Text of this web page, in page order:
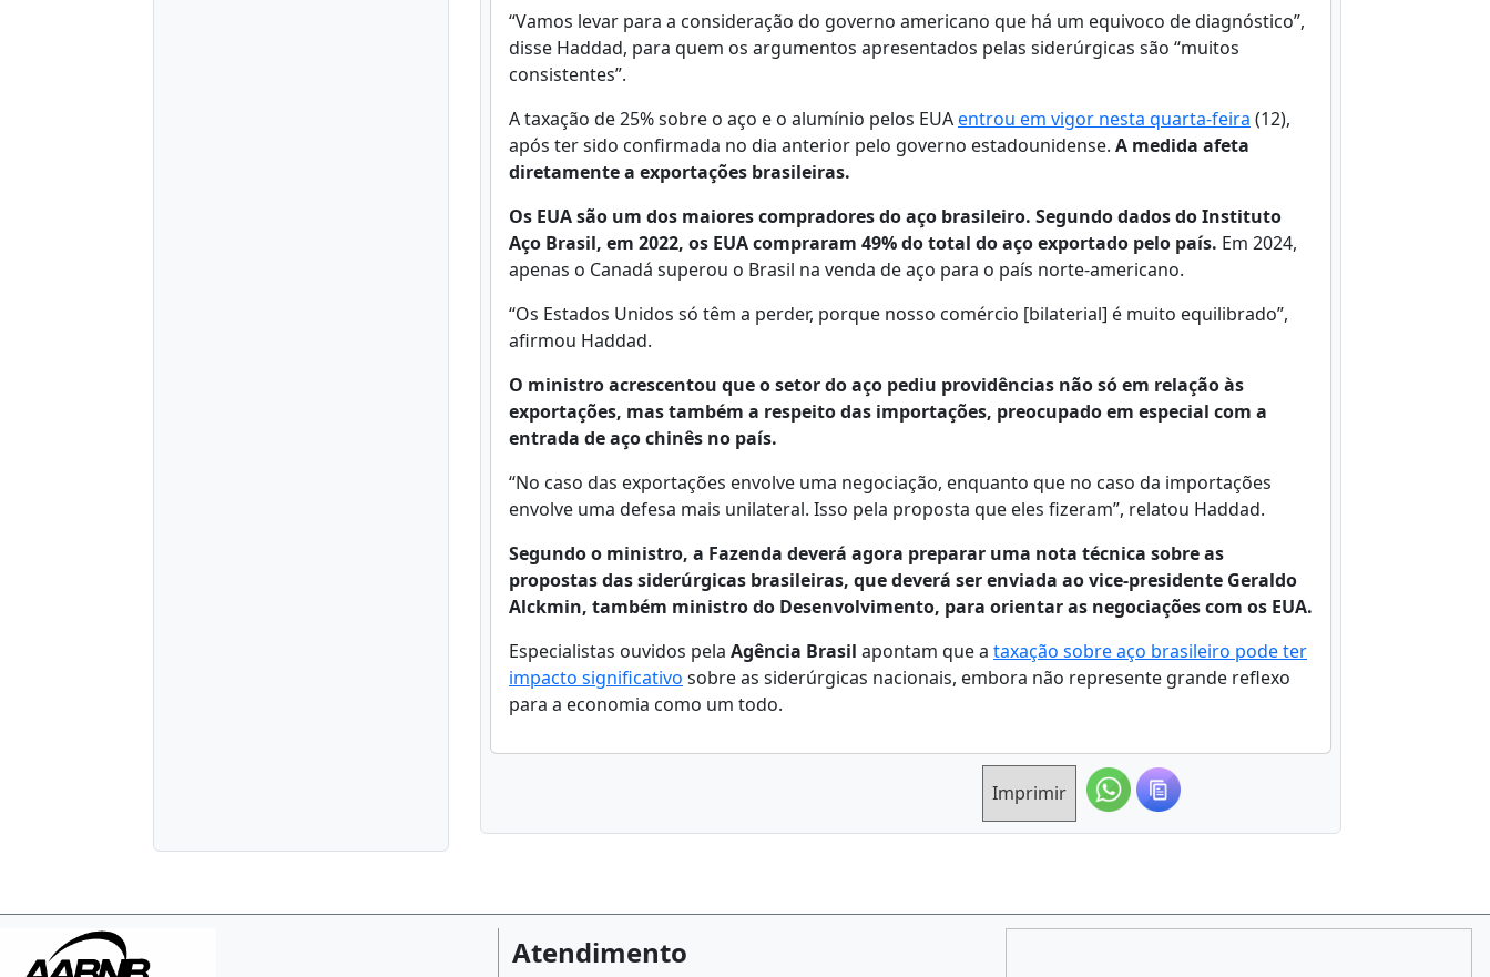
“Vamos levar para a consideração do governo americano que há um equivoco de diagnóstico”,
disse Haddad, para quem os argumentos apresentados pelas siderúrgicas são “muitos
consistentes”.
A taxação de 25% sobre o aço e o alumínio pelos EUAentrou em vigor nesta quarta-feira (12),
após ter sido confirmada no dia anterior pelo governo estadounidense. A medida afeta
diretamente a exportações brasileiras.
Os EUA são um dos maiores compradores do aço brasileiro. Segundo dados do Instituto
Aço Brasil, em 2022, os EUA compraram 49% do total do aço exportado pelo país. Em 2024,
apenas o Canadá superou o Brasil na venda de aço para o país norte-americano.
“Os Estados Unidos só têm a perder, porque nosso comércio [bilaterial] é muito equilibrado”,
afirmou Haddad.
O ministro acrescentou que o setor do aço pediu providências não só em relação às
exportações, mas também a respeito das importações, preocupado em especial com a
entrada de aço chinês no país.
“No caso das exportações envolve uma negociação, enquanto que no caso da importações
envolve uma defesa mais unilateral. Isso pela proposta que eles fizeram”, relatou Haddad.
Segundo o ministro, a Fazenda deverá agora preparar uma nota técnica sobre as
propostas das siderúrgicas brasileiras, que deverá ser enviada ao vice-presidente Geraldo
Alckmin, também ministro do Desenvolvimento, para orientar as negociações com os EUA.
Especialistas ouvidos pela Agência Brasil apontam que a taxação sobre aço brasileiro pode ter
impacto significativo sobre as siderúrgicas nacionais, embora não represente grande reflexo
para a economia como um todo.
Imprimir
Atendimento